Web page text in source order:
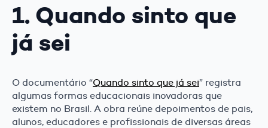
1. Quando sinto que
já sei
O documentário “Quando sinto que já sei” registra
algumas formas educacionais inovadoras que
existem no Brasil. A obra reúne depoimentos de pais,
alunos, educadores e profissionais de diversas áreas